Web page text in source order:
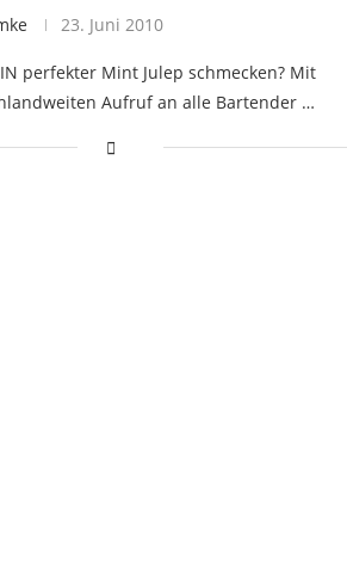
23. Juni 2010
perfekter Mint Julep schmecken? Mit
Aufruf an alle Bartender …